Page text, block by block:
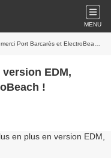
MENU
Port Barcarès et ElectroBeach !
EDM,
!